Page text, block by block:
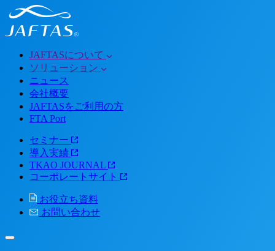
JAFTASについて
ソリューション
ニュース
会社概要
JAFTASをご利用の方
FTA Port
セミナー
導入実績
TKAO JOURNAL
コーポレートサイト
お役立ち資料
お問い合わせ